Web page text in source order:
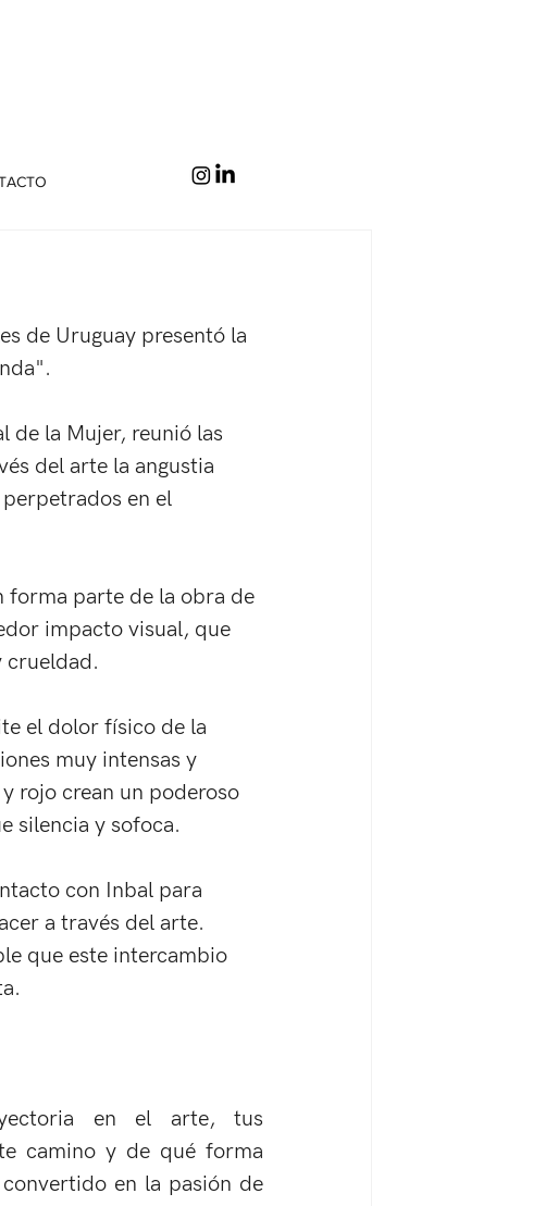
de Uruguay presentó la
de la Mujer, reunió las
del arte la angustia
en el
forma parte de la obra de
impacto visual, que
crueldad.
el dolor físico de la
muy intensas y
rojo crean un poderoso
silencia y sofoca.
con Inbal para
a través del arte.
que este intercambio
en el arte, tus
camino y de qué forma
en la pasión de